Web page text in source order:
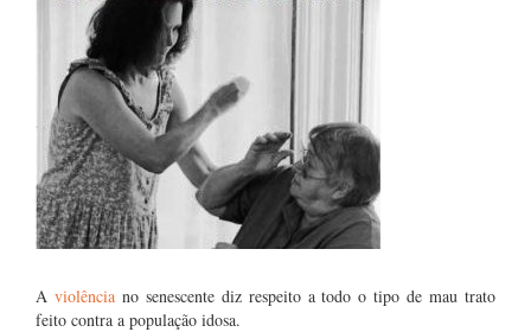
A violênciano senescente diz respeito a todo o tipo de mau trato
feito contra a população idosa.